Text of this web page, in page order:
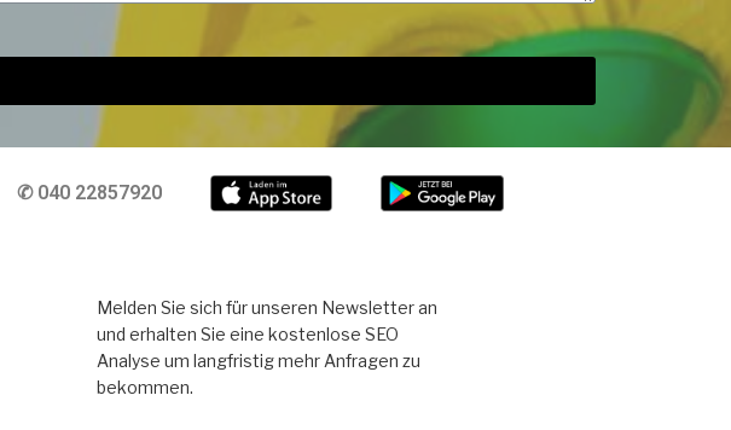
✆ 040 22857920
Melden Sie sich für unseren Newsletter an
und erhalten Sie eine kostenlose SEO
Analyse um langfristig mehr Anfragen zu
bekommen.